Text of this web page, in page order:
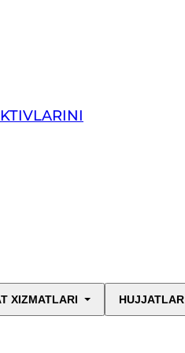
XIZMATLARI HUJJATLAR